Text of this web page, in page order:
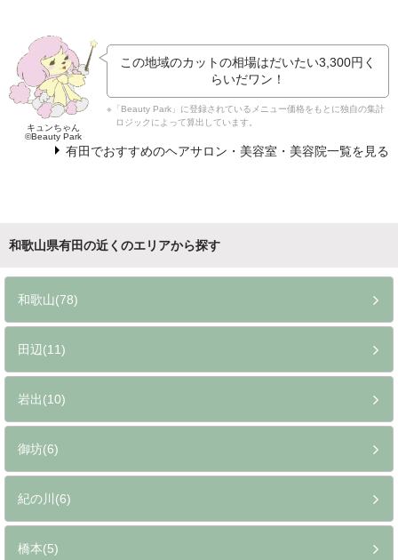
キュンちゃん
©Beauty Park
この地域のカットの相場はだいたい3,300円 く
らいだワン！
※「Beauty Park」に登録されているメニュー価格をもとに独自の集計
ロジックによって算出しています。
有田でおすすめのヘアサロン・美容室・美容院一覧を見る
和歌山県有田の近くのエリアから探す
和歌山(78)
田辺(11)
岩出(10)
御坊(6)
紀の川(6)
橋本(5)